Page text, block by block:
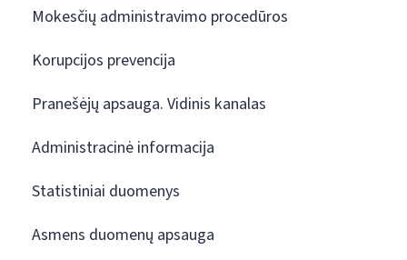
Mokesčių administravimo procedūros
Korupcijos prevencija
Pranešėjų apsauga. Vidinis kanalas
Administracinė informacija
Statistiniai duomenys
Asmens duomenų apsauga